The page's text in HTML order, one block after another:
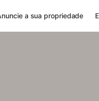
a sua propriedade